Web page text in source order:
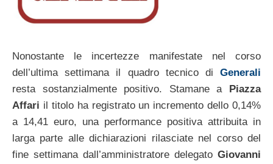
Nonostante le incertezze manifestate nel corso
dell’ultima settimana il quadro tecnico di Generali
resta sostanzialmente positivo. Stamane a Piazza
Affari il titolo ha registrato un incremento dello 0,14%
a 14,41 euro, una performance positiva attribuita in
larga parte alle dichiarazioni rilasciate nel corso del
fine settimana dall’amministratore delegato Giovanni